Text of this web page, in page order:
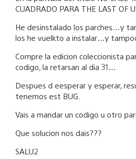
CUADRADO PARA THE LAST OF
He desinstalado los parches…y
los he vuelkto a instalar…y
Compre la edicion coleccionista
codigo, la retarsan al dia 31…
Despues d eesperar y esperar,
tenemos est BUG.
Vais a mandar un codigo u otro
Que solucion nos dais???
SALU2